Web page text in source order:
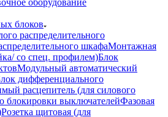
оборудование
блоков
распределительного
шкафаМонтажная
со спец. профилем)Блок
Модульный автоматический
дифференциального
расцепитель (для силового
блокировки выключателейФазовая
Розетка щитовая (для